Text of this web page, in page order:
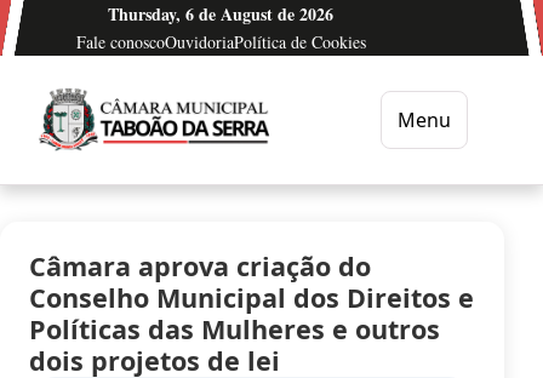
Ir para o conteúdoThursday, 6 de August de 2026
Fale conoscoOuvidoriaPolítica de Cookies
Câmara Municipal de Taboão da Serra
Menu
Câmara aprova criação do
Conselho Municipal dos Direitos e
Políticas das Mulheres e outros
dois projetos de lei